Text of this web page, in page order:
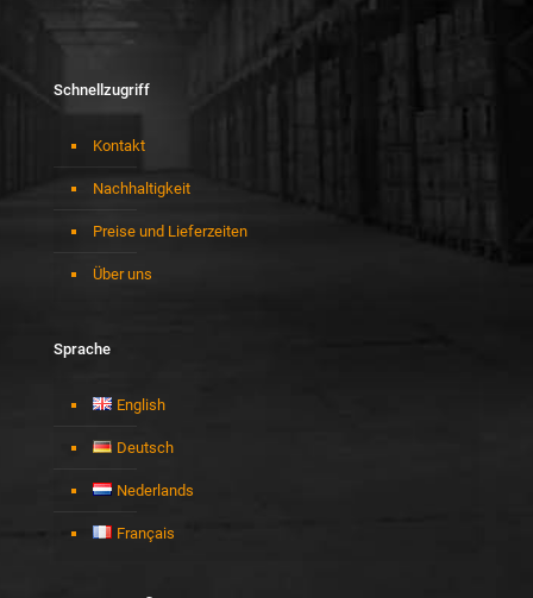
Schnellzugriff
Kontakt
Nachhaltigkeit
Preise und Lieferzeiten
Über uns
Sprache
English
Deutsch
Nederlands
Français